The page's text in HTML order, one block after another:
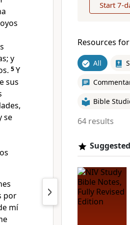
y
5Y
sus
se
por
mí
Start 7-
Resources for
All
Bible
64 results